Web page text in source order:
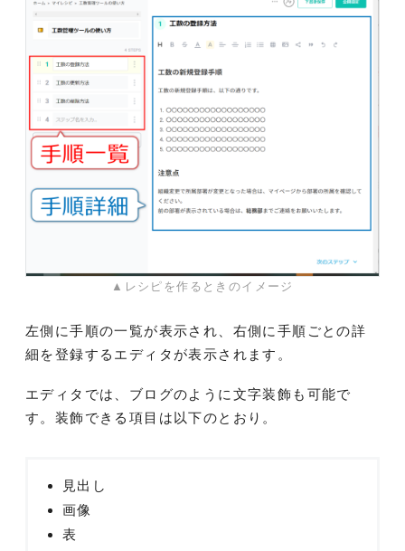
▲レシピを作るときのイメージ
左側に手順の一覧が表示され、右側に手順ごとの詳
細を登録するエディタが表示されます。
エディタでは、ブログのように文字装飾も可能で
す。装飾できる項目は以下のとおり。
見出し
画像
表